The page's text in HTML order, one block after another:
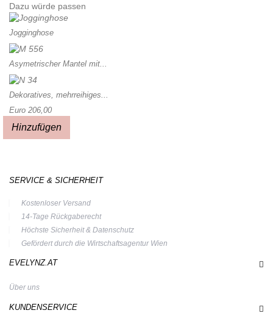
Dazu würde passen
Jogginghose
Asymetrischer Mantel mit...
Dekoratives, mehrreihiges...
Euro 206,00
Hinzufügen
SERVICE & SICHERHEIT
Kostenloser Versand
14-Tage Rückgaberecht
Höchste Sicherheit & Datenschutz
Gefördert durch die Wirtschaftsagentur Wien
EVELYNZ.AT
Über uns
KUNDENSERVICE